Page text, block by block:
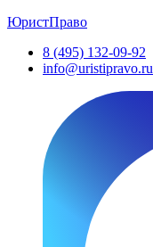
ЮристПраво
8 (495) 132-09-92
info@uristipravo.ru